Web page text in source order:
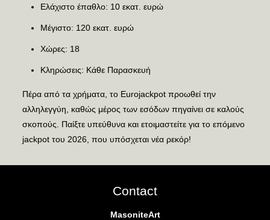
Ελάχιστο έπαθλο: 10 εκατ. ευρώ
Μέγιστο: 120 εκατ. ευρώ
Χώρες: 18
Κληρώσεις: Κάθε Παρασκευή
Πέρα από τα χρήματα, το Eurojackpot προωθεί την
αλληλεγγύη, καθώς μέρος των εσόδων πηγαίνει σε καλούς
σκοπούς. Παίξτε υπεύθυνα και ετοιμαστείτε για το επόμενο
jackpot του 2026, που υπόσχεται νέα ρεκόρ!
Contact
MasoniteArt